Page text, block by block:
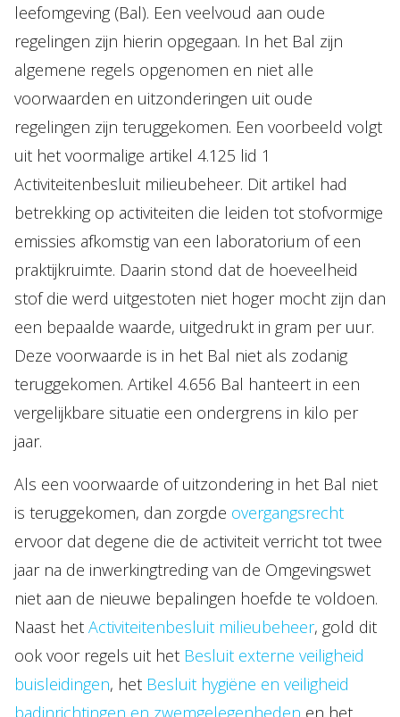
leefomgeving (Bal). Een veelvoud aan oude
regelingen zijn hierin opgegaan. In het Bal zijn
algemene regels opgenomen en niet alle
voorwaarden en uitzonderingen uit oude
regelingen zijn teruggekomen. Een voorbeeld volgt
uit het voormalige artikel 4.125 lid 1
Activiteitenbesluit milieubeheer. Dit artikel had
betrekking op activiteiten die leiden tot stofvormige
emissies afkomstig van een laboratorium of een
praktijkruimte. Daarin stond dat de hoeveelheid
stof die werd uitgestoten niet hoger mocht zijn dan
een bepaalde waarde, uitgedrukt in gram per uur.
Deze voorwaarde is in het Bal niet als zodanig
teruggekomen. Artikel 4.656 Bal hanteert in een
vergelijkbare situatie een ondergrens in kilo per
jaar.
Als een voorwaarde of uitzondering in het Bal niet
is teruggekomen, dan zorgde overgangsrecht
ervoor dat degene die de activiteit verricht tot twee
jaar na de inwerkingtreding van de Omgevingswet
niet aan de nieuwe bepalingen hoefde te voldoen.
Naast het Activiteitenbesluit milieubeheer, gold dit
ook voor regels uit het Besluit externe veiligheid
buisleidingen, het Besluit hygiëne en veiligheid
badinrichtingen en zwemgelegenheden en het